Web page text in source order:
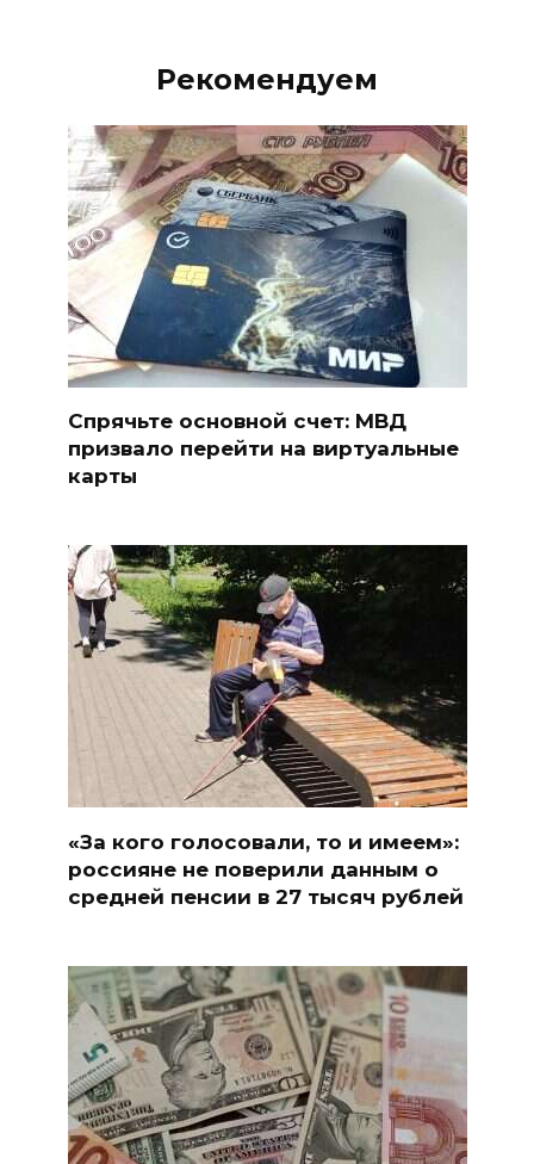
Рекомендуем
Спрячьте основной счет: МВД
призвало перейти на виртуальные
карты
«За кого голосовали, то и имеем»:
россияне не поверили данным о
средней пенсии в 27 тысяч рублей